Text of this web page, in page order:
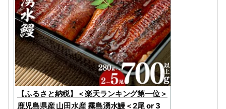
【ふるさと納税】＜楽天ランキング第一位＞
鹿児島県産 山田水産 霧島湧水鰻＜2尾 or 3